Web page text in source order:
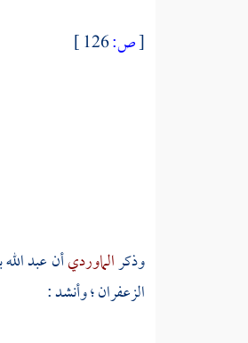
[ص:
وذكرالماورديأنعبد
الزعفران ؛ وأنشد :